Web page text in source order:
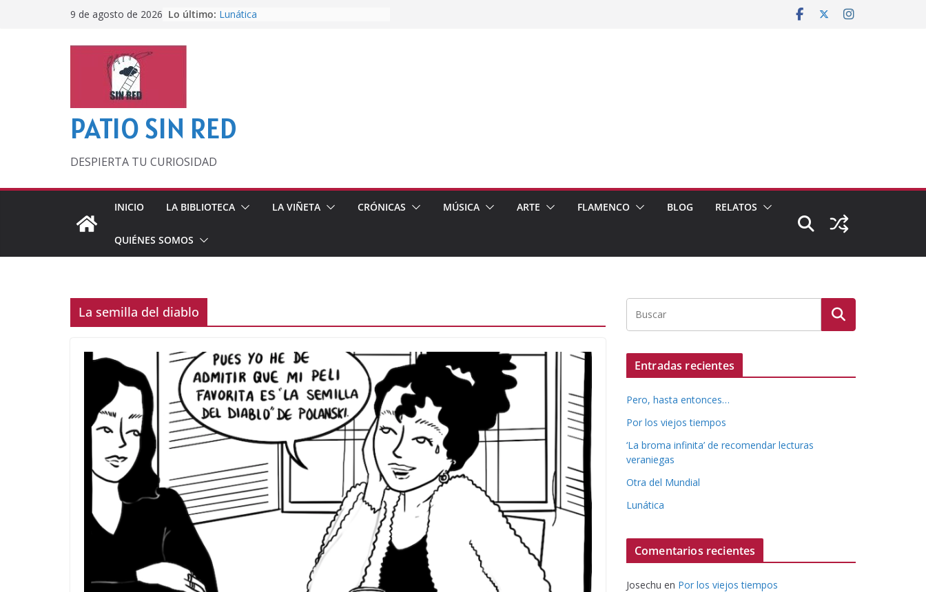
9 de agosto de 2026 Lo último: Lunática
PATIO SIN RED
DESPIERTA TU CURIOSIDAD
INICIO LA BIBLIOTECA LA VIÑETA CRÓNICAS MÚSICA ARTE FLAMENCO BLOG RELATOS
QUIÉNES SOMOS
La semilla del diablo
Entradas recientes
Pero, hasta entonces…
Por los viejos tiempos
‘La broma infinita’ de recomendar lecturas
veraniegas
Otra del Mundial
Lunática
Comentarios recientes
Josechu en Por los viejos tiempos